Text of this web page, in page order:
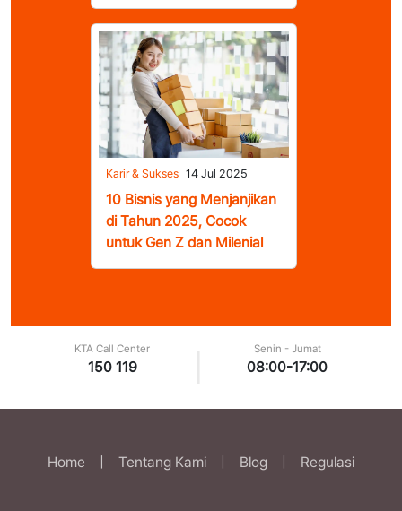
Karir & Sukses 14 Jul 2025
10 Bisnis yang Menjanjikan
di Tahun 2025, Cocok
untuk Gen Z dan Milenial
KTA Call Center
150 119
Senin - Jumat
08:00-17:00
Home Tentang Kami Blog Regulasi